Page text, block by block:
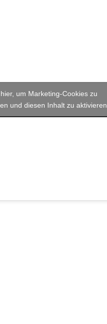
um Marketing-Cookies zu
und diesen Inhalt zu aktivieren